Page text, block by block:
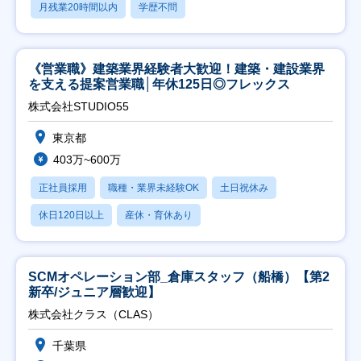
月残業20時間以内 学歴不問
《営業職》建築業界経験者大歓迎！建築・建設業界
を支える提案営業職│年休125日◎フレックス
株式会社STUDIO55
東京都
403万~600万
正社員採用 職種・業界未経験OK 土日祝休み
休日120日以上 産休・育休あり
SCMオペレーション部_倉庫スタッフ（船橋）【第2
新卒/ジュニア層歓迎】
株式会社クラス（CLAS）
千葉県